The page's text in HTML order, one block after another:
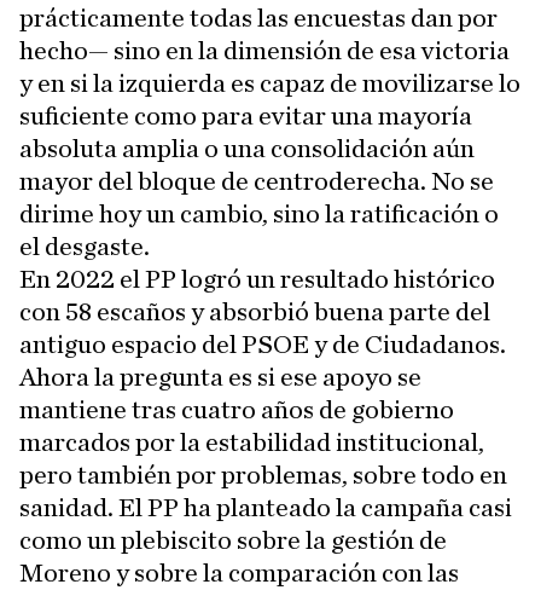
prácticamente todas las encuestas dan por
hecho— sino en la dimensión de esa victoria
y en si la izquierda es capaz de movilizarse lo
suficiente como para evitar una mayoría
absoluta amplia o una consolidación aún
mayor del bloque de centroderecha. No se
dirime hoy un cambio, sino la ratificación o
el desgaste.
En 2022 el PP logró un resultado histórico
con 58 escaños y absorbió buena parte del
antiguo espacio del PSOE y de Ciudadanos.
Ahora la pregunta es si ese apoyo se
mantiene tras cuatro años de gobierno
marcados por la estabilidad institucional,
pero también por problemas, sobre todo en
sanidad. El PP ha planteado la campaña casi
como un plebiscito sobre la gestión de
Moreno y sobre la comparación con las